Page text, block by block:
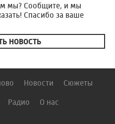
мы? Сообщите, и мы
Спасибо за ваше
НОВОСТЬ
Новости Сюжеты
Радио О нас